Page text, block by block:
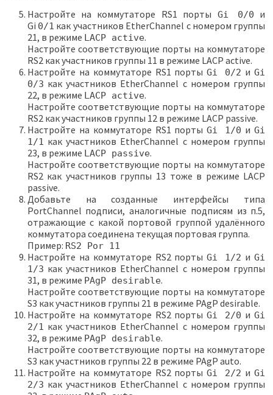
Настройте на коммутаторе RS1 порты Gi 0/0
и
Gi 0/1 как участников EtherChannel с номером группы
21, в режиме LACP active.
Настройте соответствующие порты на коммутаторе
RS2 как участников группы 11 в режиме LACP active.
Настройте на коммутаторе RS1 портыGi 0/2 иGi
0/3 как участников EtherChannel с номером группы
22, в режиме LACP active.
Настройте соответствующие порты на коммутаторе
RS2 как участников группы 12 в режиме LACP passive.
Настройте на коммутаторе RS1 портыGi 1/0 иGi
1/1 как участников EtherChannel с номером группы
23, в режиме LACP passive.
Настройте соответствующие порты на коммутаторе
RS2 как участников группы 13 тоже в режиме LACP
passive.
Добавьте на созданные интерфейсы типа
PortChannel подписи, аналогичные подписям из п.5,
отражающие с какой портовой группой удалённого
коммутатора соединена текущая портовая группа.
Пример: RS2 Por 11
Настройте на коммутаторе RS2 портыGi 1/2 иGi
1/3 как участников EtherChannel с номером группы
31, в режиме PAgP desirable.
Настройте соответствующие порты на коммутаторе
S3 как участников группы 21 в режиме PAgP desirable.
Настройте на коммутаторе RS2 портыGi 2/0 иGi
2/1 как участников EtherChannel с номером группы
32, в режиме PAgP desirable.
Настройте соответствующие порты на коммутаторе
S3 как участников группы 22 в режиме PAgP auto.
Настройте на коммутаторе RS2 портыGi 2/2 иGi
2/3 как участников EtherChannel с номером группы